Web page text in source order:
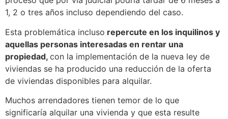
1, 2 o tres años incluso dependiendo del caso.
Esta problemática incluso repercute en los inquilinos y
aquellas personas interesadas en rentar una
propiedad, con la implementación de la nueva ley de
viviendas se ha producido una reducción de la oferta
de viviendas disponibles para alquilar.
Muchos arrendadores tienen temor de lo que
significaría alquilar una vivienda y que esta resulte